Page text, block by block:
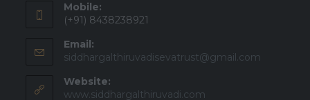
Mobile:
(+91) 8438238921
Email:
siddhargalthiruvadisevatrust@gmail.com
Website:
www.siddhargalthiruvadi.com